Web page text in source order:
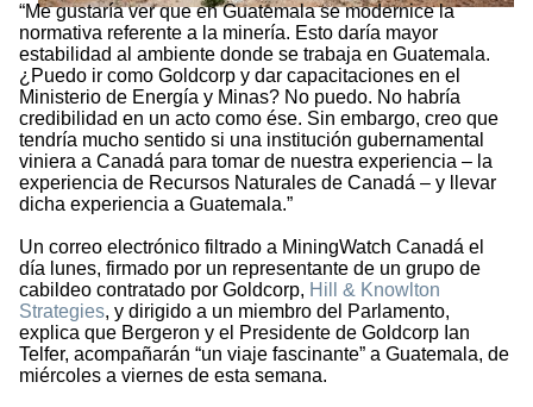
“Me gustaría ver que en Guatemala se modernice la
normativa referente a la minería. Esto daría mayor
estabilidad al ambiente donde se trabaja en Guatemala.
¿Puedo ir como Goldcorp y dar capacitaciones en el
Ministerio de Energía y Minas? No puedo. No habría
credibilidad en un acto como ése. Sin embargo, creo que
tendría mucho sentido si una institución gubernamental
viniera a Canadá para tomar de nuestra experiencia – la
experiencia de Recursos Naturales de Canadá – y llevar
dicha experiencia a Guatemala.”
Un correo electrónico filtrado a MiningWatch Canadá el
día lunes, firmado por un representante de un grupo de
cabildeo contratado por Goldcorp, Hill & Knowlton
Strategies, y dirigido a un miembro del Parlamento,
explica que Bergeron y el Presidente de Goldcorp Ian
Telfer, acompañarán “un viaje fascinante” a Guatemala, de
miércoles a viernes de esta semana.